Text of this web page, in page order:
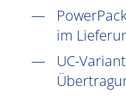
im
UC-